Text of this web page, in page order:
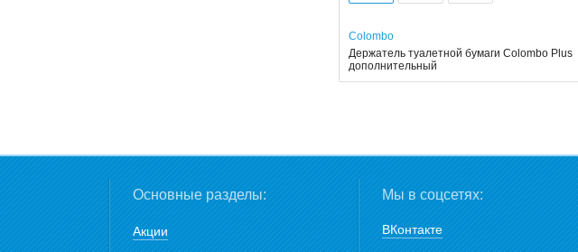
Colombo
Держатель туалетной бумаги Colombo Plus
дополнительный
Основные разделы:
Акции
Мы в соцсетях:
ВКонтакте